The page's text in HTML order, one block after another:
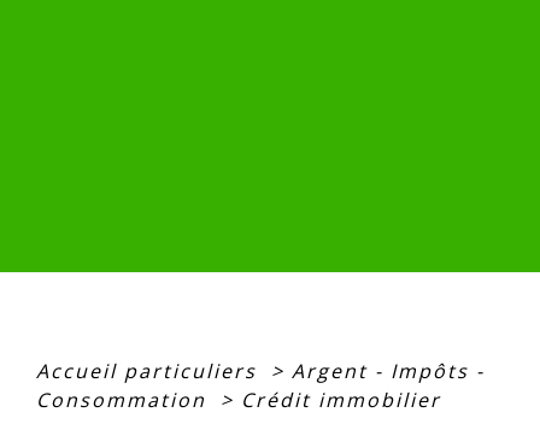
Accueil particuliers > Argent - Impôts -
Consommation
> Crédit immobilier